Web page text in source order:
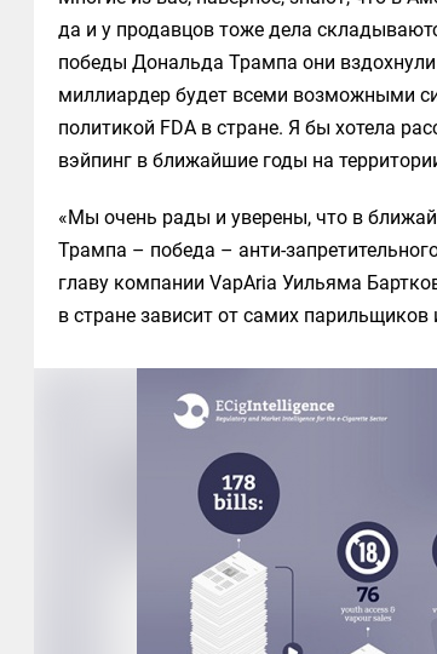
да и у продавцов тоже дела
победы Дональда Трампа они
миллиардер будет всеми возможными
политикой FDA в стране. Я бы хотела
вэйпинг в ближайшие годы на
«Мы очень рады и уверены, что в
Трампа – победа – анти-
главу компании VapAria Уильяма
в стране зависит от самих